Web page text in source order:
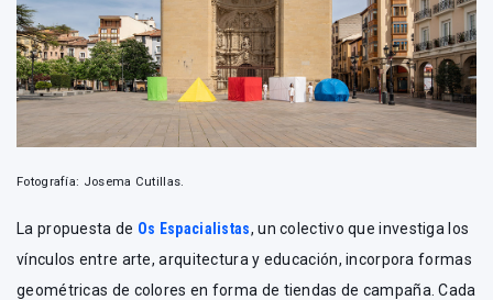
Fotografía: Josema Cutillas.
La propuesta de Os Espacialistas, un colectivo que investiga los
vínculos entre arte, arquitectura y educación, incorpora formas
geométricas de colores en forma de tiendas de campaña. Cada